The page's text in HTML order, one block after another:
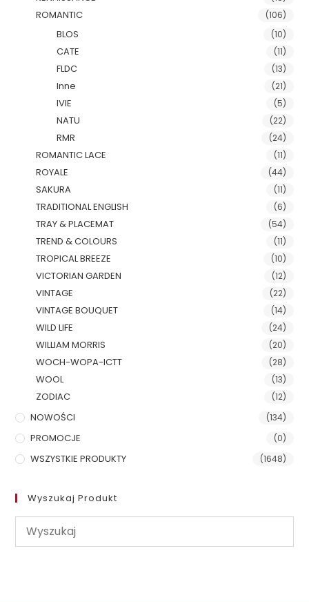
ROMANTIC (106)
BLOS (10)
CATE (11)
FLDC (13)
Inne (21)
IVIE (5)
NATU (22)
RMR (24)
ROMANTIC LACE (11)
ROYALE (44)
SAKURA (11)
TRADITIONAL ENGLISH (6)
TRAY & PLACEMAT (54)
TREND & COLOURS (11)
TROPICAL BREEZE (10)
VICTORIAN GARDEN (12)
VINTAGE (22)
VINTAGE BOUQUET (14)
WILD LIFE (24)
WILLIAM MORRIS (20)
WOCH-WOPA-ICTT (28)
WOOL (13)
ZODIAC (12)
NOWOŚCI (134)
PROMOCJE (0)
WSZYSTKIE PRODUKTY (1648)
Wyszukaj Produkt